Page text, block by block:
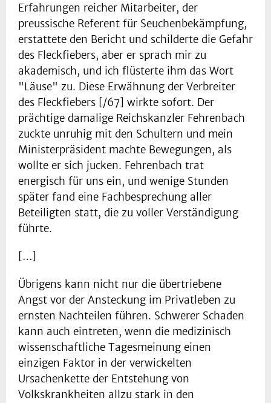
Erfahrungen reicher Mitarbeiter, der
preussische Referent für Seuchenbekämpfung,
erstattete den Bericht und schilderte die Gefahr
des Fleckfiebers, aber er sprach mir zu
akademisch, und ich flüsterte ihm das Wort
"Läuse" zu. Diese Erwähnung der Verbreiter
des Fleckfiebers [/67] wirkte sofort. Der
prächtige damalige Reichskanzler Fehrenbach
zuckte unruhig mit den Schultern und mein
Ministerpräsident machte Bewegungen, als
wollte er sich jucken. Fehrenbach trat
energisch für uns ein, und wenige Stunden
später fand eine Fachbesprechung aller
Beteiligten statt, die zu voller Verständigung
führte.
[…]
Übrigens kann nicht nur die übertriebene
Angst vor der Ansteckung im Privatleben zu
ernsten Nachteilen führen. Schwerer Schaden
kann auch eintreten, wenn die medizinisch
wissenschaftliche Tagesmeinung einen
einzigen Faktor in der verwickelten
Ursachenkette der Entstehung von
Volkskrankheiten allzu stark in den